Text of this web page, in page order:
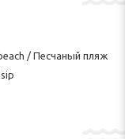
/ Песчаный пляж